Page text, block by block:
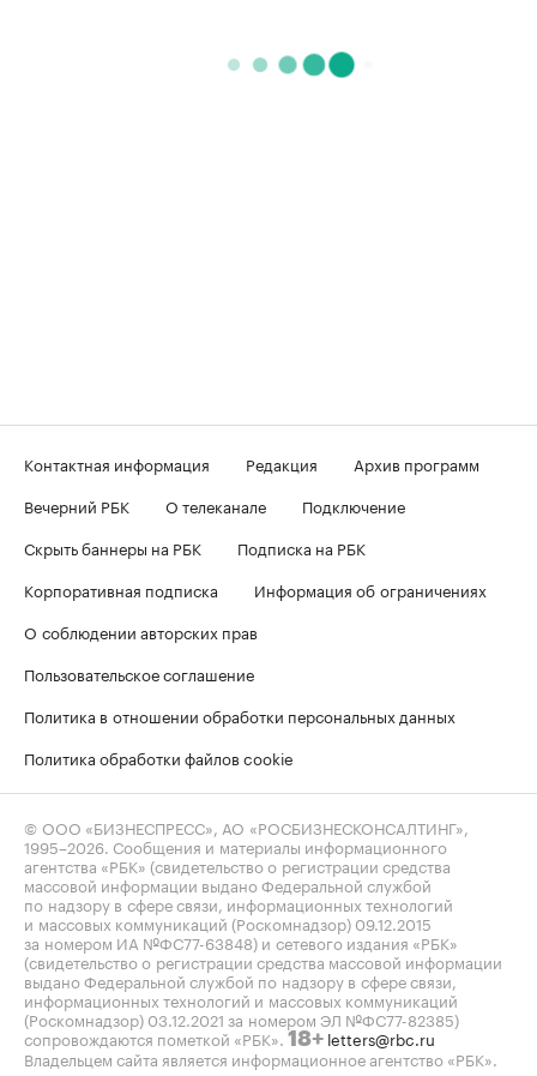
Контактная информация Редакция
Архив программ
Вечерний РБК
О телеканале
Подключение
Скрыть баннеры на РБК
Подписка на РБК
Корпоративная подписка
Информация об ограничениях
О соблюдении авторских прав
Пользовательское соглашение
Политика в отношении обработки персональных данных
Политика обработки файлов cookie
© ООО «БИЗНЕСПРЕСС», АО «РОСБИЗНЕСКОНСАЛТИНГ»,
1995–2026 . Сообщения и материалы информационного
агентства «РБК» (свидетельство о регистрации средства
массовой информации выдано Федеральной службой
по надзору в сфере связи, информационных технологий
и массовых коммуникаций (Роскомнадзор) 09.12.2015
за номером ИА №ФС77-63848) и сетевого издания «РБК»
(свидетельство о регистрации средства массовой информации
выдано Федеральной службой по надзору в сфере связи,
информационных технологий и массовых коммуникаций
(Роскомнадзор) 03.12.2021 за номером ЭЛ №ФС77-82385)
сопровождаются пометкой «РБК». 18+ letters@rbc.ru
Владельцем сайта является информационное агентство «РБК».